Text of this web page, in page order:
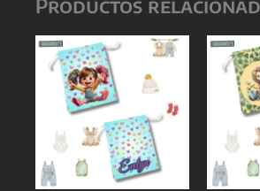
Productos